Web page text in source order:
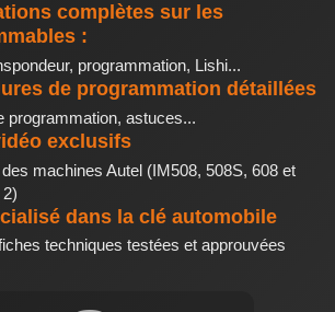
complètes sur les
:
programmation, Lishi...
de programmation détaillées
programmation, astuces...
exclusifs
machines Autel (IM508, 508S, 608 et
dans la clé automobile
techniques testées et approuvées